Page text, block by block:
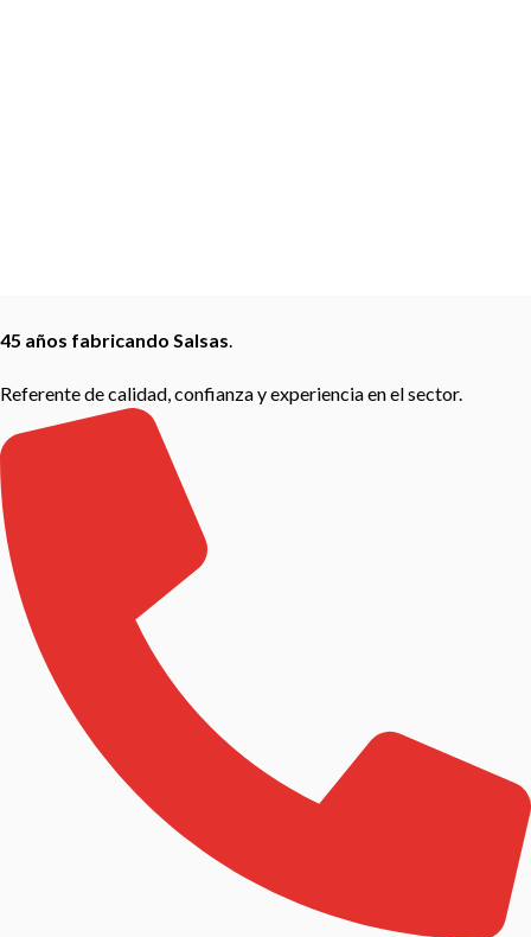
45 años fabricando Salsas.
Referente de calidad, confianza y experiencia en el sector.